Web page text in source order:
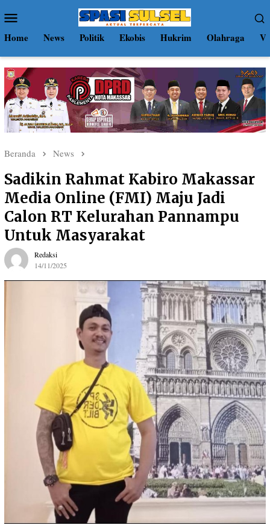
ke
kontenMobile
Home News Politik Ekobis Hukrim Olahraga
Beranda News
Sadikin Rahmat Kabiro Makassar
Media Online (FMI) Maju Jadi
Calon RT Kelurahan Pannampu
Untuk Masyarakat
Redaksi
14/11/2025